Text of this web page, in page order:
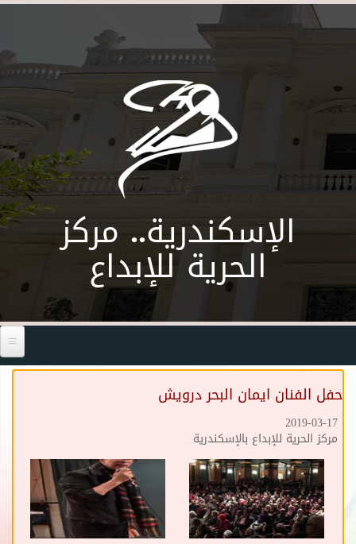
Skip to main content
الإسكندرية.. مركز
الحرية للإبداع
حفل الفنان ايمان البحر درويش
2019-03-17
مركز الحرية للإبداع بالإسكندرية